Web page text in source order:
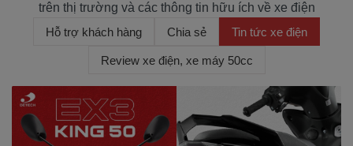
trên thị trường và các thông tin hữu ích về xe điện
Hỗ trợ khách hàng
Chia sẻ Tin tức xe điện
Review xe điện, xe máy 50cc